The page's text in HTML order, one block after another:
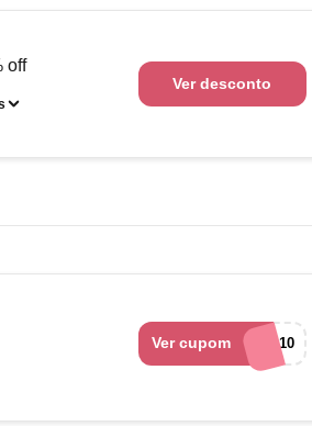
off
Ver desconto
Ver cupomVCPLUS10